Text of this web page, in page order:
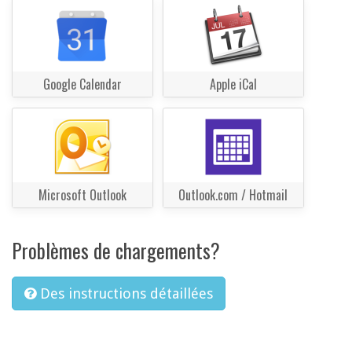
Google Calendar Apple iCal
Microsoft Outlook Outlook.com / Hotmail
Problèmes de chargements?
Des instructions détaillées